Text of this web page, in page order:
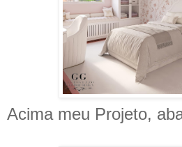
Acima meu Projeto,